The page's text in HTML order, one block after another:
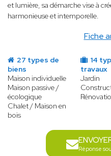
Fiche
et lumière, sa démarche vise à
harmonieuse et intemporelle.
27 types de
biens
Maison individuelle
Maison passive /
écologique
Chalet / Maison en
bois
14
travaux
Jardin
Réponse